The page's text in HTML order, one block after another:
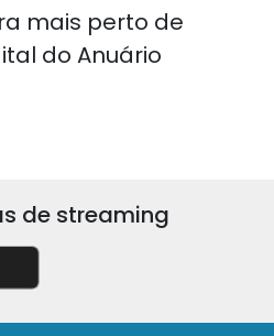
mais perto de
do Anuário
de streaming